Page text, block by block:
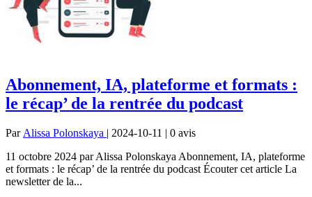
Abonnement, IA, plateforme et formats :
le récap’ de la rentrée du podcast
Par Alissa Polonskaya | 2024-10-11 | 0 avis
11 octobre 2024 par Alissa Polonskaya Abonnement, IA, plateforme
et formats : le récap’ de la rentrée du podcast Écouter cet article La
newsletter de la...